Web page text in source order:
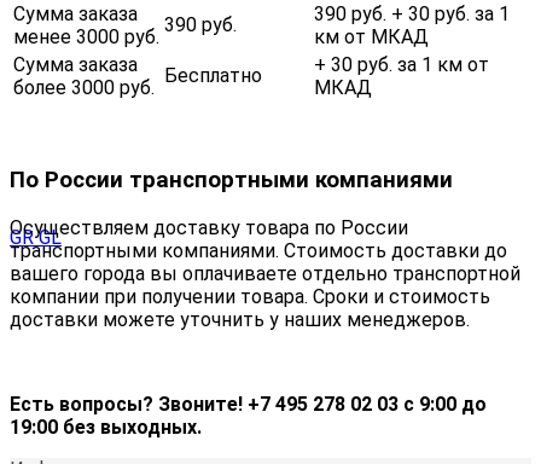
Сумма заказа
менее 3000 руб.
390 руб.
390 руб. + 30 руб. за 1
км от МКАД
Сумма заказа
более 3000 руб.
Бесплатно
+ 30 руб. за 1 км от
МКАД
По России транспортными компаниями
Осуществляем доставку товара по России
транспортными компаниями. Стоимость доставки до
вашего города вы оплачиваете отдельно транспортной
компании при получении товара. Сроки и стоимость
доставки можете уточнить у наших менеджеров.
Есть вопросы? Звоните! +7 495 278 02 03 с 9:00 до
19:00 без выходных.